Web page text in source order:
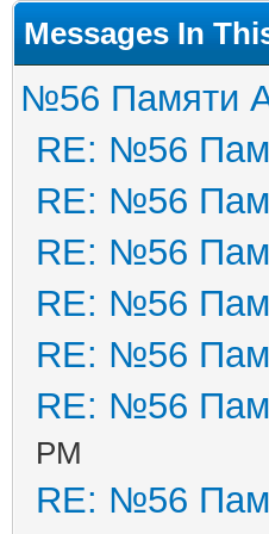
Messages In
№56 Памяти
RE: №56
RE: №56
RE: №56
RE: №56
RE: №56
RE: №56
PM
RE: №56